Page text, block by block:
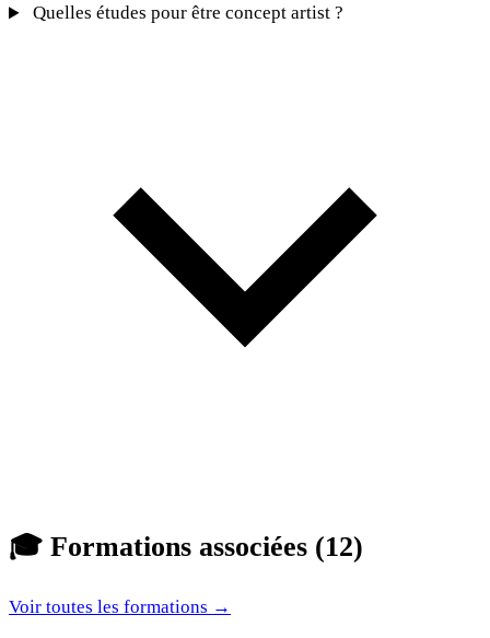
Quelles études pour être concept artist ?
🎓 Formations associées (12)
Voir toutes les formations →